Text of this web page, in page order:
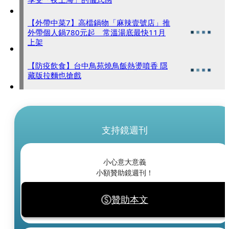
【外帶中菜7】高檔鍋物「麻辣壹號店」推
外帶個人鍋780元起 常溫湯底最快11月
上架
【防疫飲食】台中鳥苑燒鳥飯熱燙噴香 隱
藏版拉麵也搶戲
支持鏡週刊
小心意大意義
小額贊助鏡週刊！
贊助本文